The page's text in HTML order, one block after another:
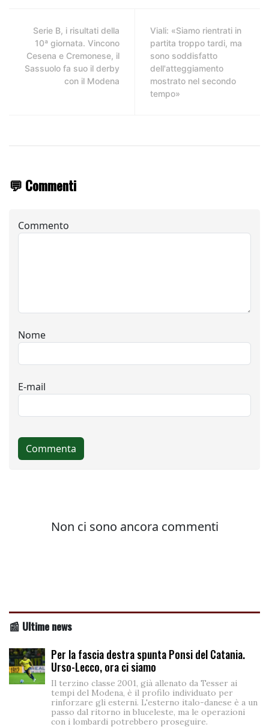
Serie B, i risultati della
10ª giornata. Vincono
Cesena e Cremonese, il
Sassuolo fa suo il derby
con il Modena
Viali: «Siamo rientrati in
partita troppo tardi, ma
sono soddisfatto
dell'atteggiamento
mostrato nel secondo
tempo»
💬 Commenti
📰 Ultime news
Per la fascia destra spunta Ponsi del Catania.
Urso-Lecco, ora ci siamo
Il terzino classe 2001, già allenato da Tesser ai
tempi del Modena, è il profilo individuato per
rinforzare gli esterni. L'esterno italo-danese è a un
passo dal ritorno in bluceleste, ma le operazioni
con i lombardi potrebbero proseguire.